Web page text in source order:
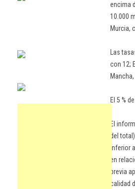
encima
10.000
Murcia,
Las
con 12;
El 5 %
El
del
inferior
en
previa
calidad